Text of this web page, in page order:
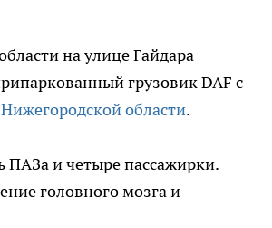
на улице Гайдара
грузовик DAF с
области.
ПАЗа и четыре пассажирки.
головного мозга и